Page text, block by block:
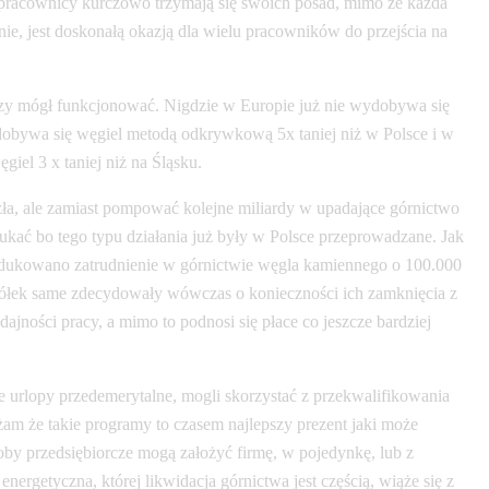
jest doskonałą okazją dla wielu pracowników do przejścia na
mógł funkcjonować. Nigdzie w Europie już nie wydobywa się
się węgiel metodą odkrywkową 5x taniej niż w Polsce i w
3 x taniej niż na Śląsku.
ale zamiast pompować kolejne miliardy w upadające górnictwo
bo tego typu działania już były w Polsce przeprowadzane. Jak
zatrudnienie w górnictwie węgla kamiennego o 100.000
same zdecydowały wówczas o konieczności ich zamknięcia z
pracy, a mimo to podnosi się płace co jeszcze bardziej
przedemerytalne, mogli skorzystać z przekwalifikowania
że takie programy to czasem najlepszy prezent jaki może
przedsiębiorcze mogą założyć firmę, w pojedynkę, lub z
której likwidacja górnictwa jest częścią, wiąże się z